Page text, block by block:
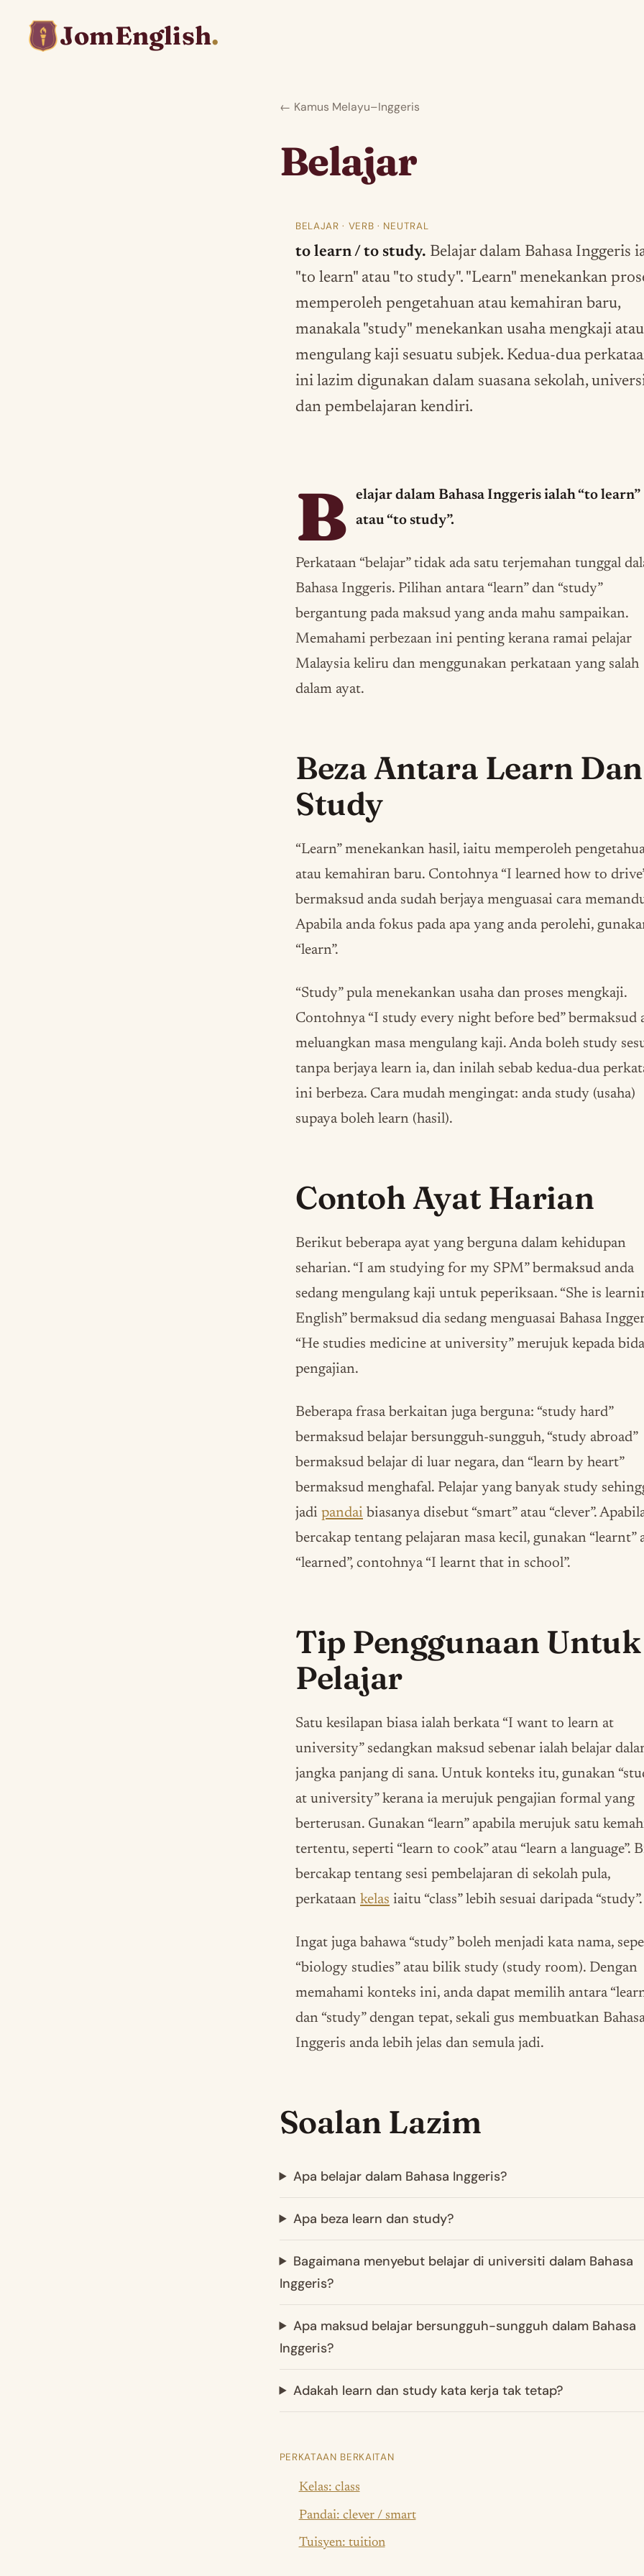
JomEnglish.
← Kamus Melayu–Inggeris
Belajar
BELAJAR · VERB · NEUTRAL
to learn / to study. Belajar dalam Bahasa Inggeris
"to learn" atau "to study". "Learn" menekankan
memperoleh pengetahuan atau kemahiran baru,
manakala "study" menekankan usaha mengkaji atau
mengulang kaji sesuatu subjek. Kedua-dua
ini lazim digunakan dalam suasana sekolah,
dan pembelajaran kendiri.
B
elajar dalam Bahasa Inggeris ialah “to learn”
atau “to study”.
Perkataan “belajar” tidak ada satu terjemahan tunggal
Bahasa Inggeris. Pilihan antara “learn” dan “study”
bergantung pada maksud yang anda mahu sampaikan.
Memahami perbezaan ini penting kerana ramai pelajar
Malaysia keliru dan menggunakan perkataan yang salah
dalam ayat.
Beza Antara Learn Dan
Study
“Learn” menekankan hasil, iaitu memperoleh
atau kemahiran baru. Contohnya “I learned how to
bermaksud anda sudah berjaya menguasai cara
Apabila anda fokus pada apa yang anda perolehi,
“learn”.
“Study” pula menekankan usaha dan proses mengkaji.
Contohnya “I study every night before bed” bermaksud
meluangkan masa mengulang kaji. Anda boleh study
tanpa berjaya learn ia, dan inilah sebab kedua-dua
ini berbeza. Cara mudah mengingat: anda study (usaha)
supaya boleh learn (hasil).
Contoh Ayat Harian
Berikut beberapa ayat yang berguna dalam kehidupan
seharian. “I am studying for my SPM” bermaksud anda
sedang mengulang kaji untuk peperiksaan. “She is
English” bermaksud dia sedang menguasai Bahasa
“He studies medicine at university” merujuk kepada
pengajian.
Beberapa frasa berkaitan juga berguna: “study hard”
bermaksud belajar bersungguh-sungguh, “study abroad”
bermaksud belajar di luar negara, dan “learn by heart”
bermaksud menghafal. Pelajar yang banyak study
jadi pandai biasanya disebut “smart” atau “clever”.
bercakap tentang pelajaran masa kecil, gunakan “learnt”
“learned”, contohnya “I learnt that in school”.
Tip Penggunaan Untuk
Pelajar
Satu kesilapan biasa ialah berkata “I want to learn at
university” sedangkan maksud sebenar ialah belajar
jangka panjang di sana. Untuk konteks itu, gunakan
at university” kerana ia merujuk pengajian formal yang
berterusan. Gunakan “learn” apabila merujuk satu
tertentu, seperti “learn to cook” atau “learn a language”.
bercakap tentang sesi pembelajaran di sekolah pula,
perkataan kelas iaitu “class” lebih sesuai daripada “study”.
Ingat juga bahawa “study” boleh menjadi kata nama,
“biology studies” atau bilik study (study room). Dengan
memahami konteks ini, anda dapat memilih antara
dan “study” dengan tepat, sekali gus membuatkan
Inggeris anda lebih jelas dan semula jadi.
Soalan Lazim
Apa belajar dalam Bahasa Inggeris?
Apa beza learn dan study?
Bagaimana menyebut belajar di universiti dalam Bahasa
Inggeris?
Apa maksud belajar bersungguh-sungguh dalam Bahasa
Inggeris?
Adakah learn dan study kata kerja tak tetap?
PERKATAAN BERKAITAN
Kelas: class
Pandai: clever / smart
Tuisyen: tuition